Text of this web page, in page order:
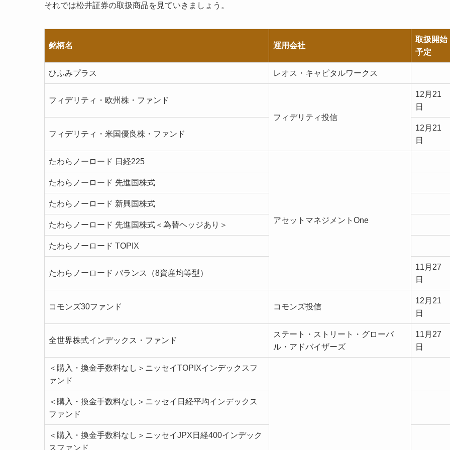
それでは松井証券の取扱商品を見ていきましょう。
銘柄名 運用会社
取扱開始
予定
ひふみプラス レオス・キャピタルワークス
フィデリティ・欧州株・ファンド
フィデリティ投信
12月21
日
フィデリティ・米国優良株・ファンド
12月21
日
たわらノーロード 日経225
アセットマネジメントOne
たわらノーロード 先進国株式
たわらノーロード 新興国株式
たわらノーロード 先進国株式＜為替ヘッジあり＞
たわらノーロード TOPIX
たわらノーロード バランス（8資産均等型）
11月27
日
コモンズ30ファンド コモンズ投信
12月21
日
全世界株式インデックス・ファンド
ステート・ストリート・グローバ
ル・アドバイザーズ
11月27
日
＜購入・換金手数料なし＞ニッセイTOPIXインデックスフ
ァンド
＜購入・換金手数料なし＞ニッセイ日経平均インデックス
ファンド
＜購入・換金手数料なし＞ニッセイJPX日経400インデック
スファンド